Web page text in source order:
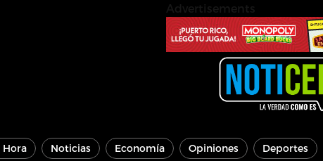
Noticias Economía Opiniones Deportes